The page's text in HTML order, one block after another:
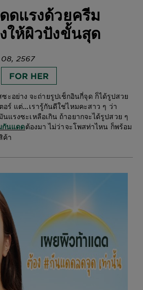
ดแรงด้วยครีม
ให้ผิวปังขั้นสุด
08, 2567
FOR HER
ย่าง จะถ่ายรูปเช็กอินกี่จุด ก็ได้รูปสวย
อร์ แต่…เรารู้กันดีใช่ไหมคะสาว ๆ ว่า
แรงซะเหลือเกิน ถ้าอยากจะได้รูปสวย ๆ
กันแดดต้องมา ไม่ว่าจะโพสท่าไหน ก็พร้อม
ค้า